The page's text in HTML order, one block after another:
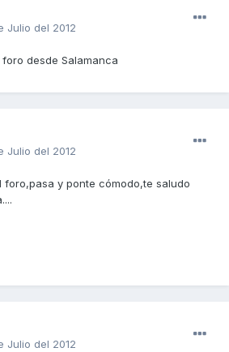
Julio del 2012
desde Salamanca
Julio del 2012
foro,pasa y ponte cómodo,te saludo
Julio del 2012